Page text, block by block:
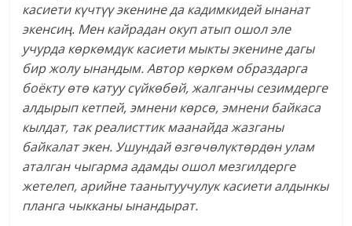
касиети күчтүү экенине да кадимкидей ынанат
экенсиң. Мен кайрадан окуп атып ошол эле
учурда көркөмдүк касиети мыкты экенине дагы
бир жолу ынандым. Автор көркөм образдарга
боёкту өтө катуу сүйкөбөй, жалганчы сезимдерге
алдырып кетпей, эмнени көрсө, эмнени байкаса
кылдат, так реалисттик маанайда жазганы
байкалат экен. Ушундай өзгөчөлүктөрдөн улам
аталган чыгарма адамды ошол мезгилдерге
жетелеп, арийне таанытуучулук касиети алдынкы
планга чыкканы ынандырат.